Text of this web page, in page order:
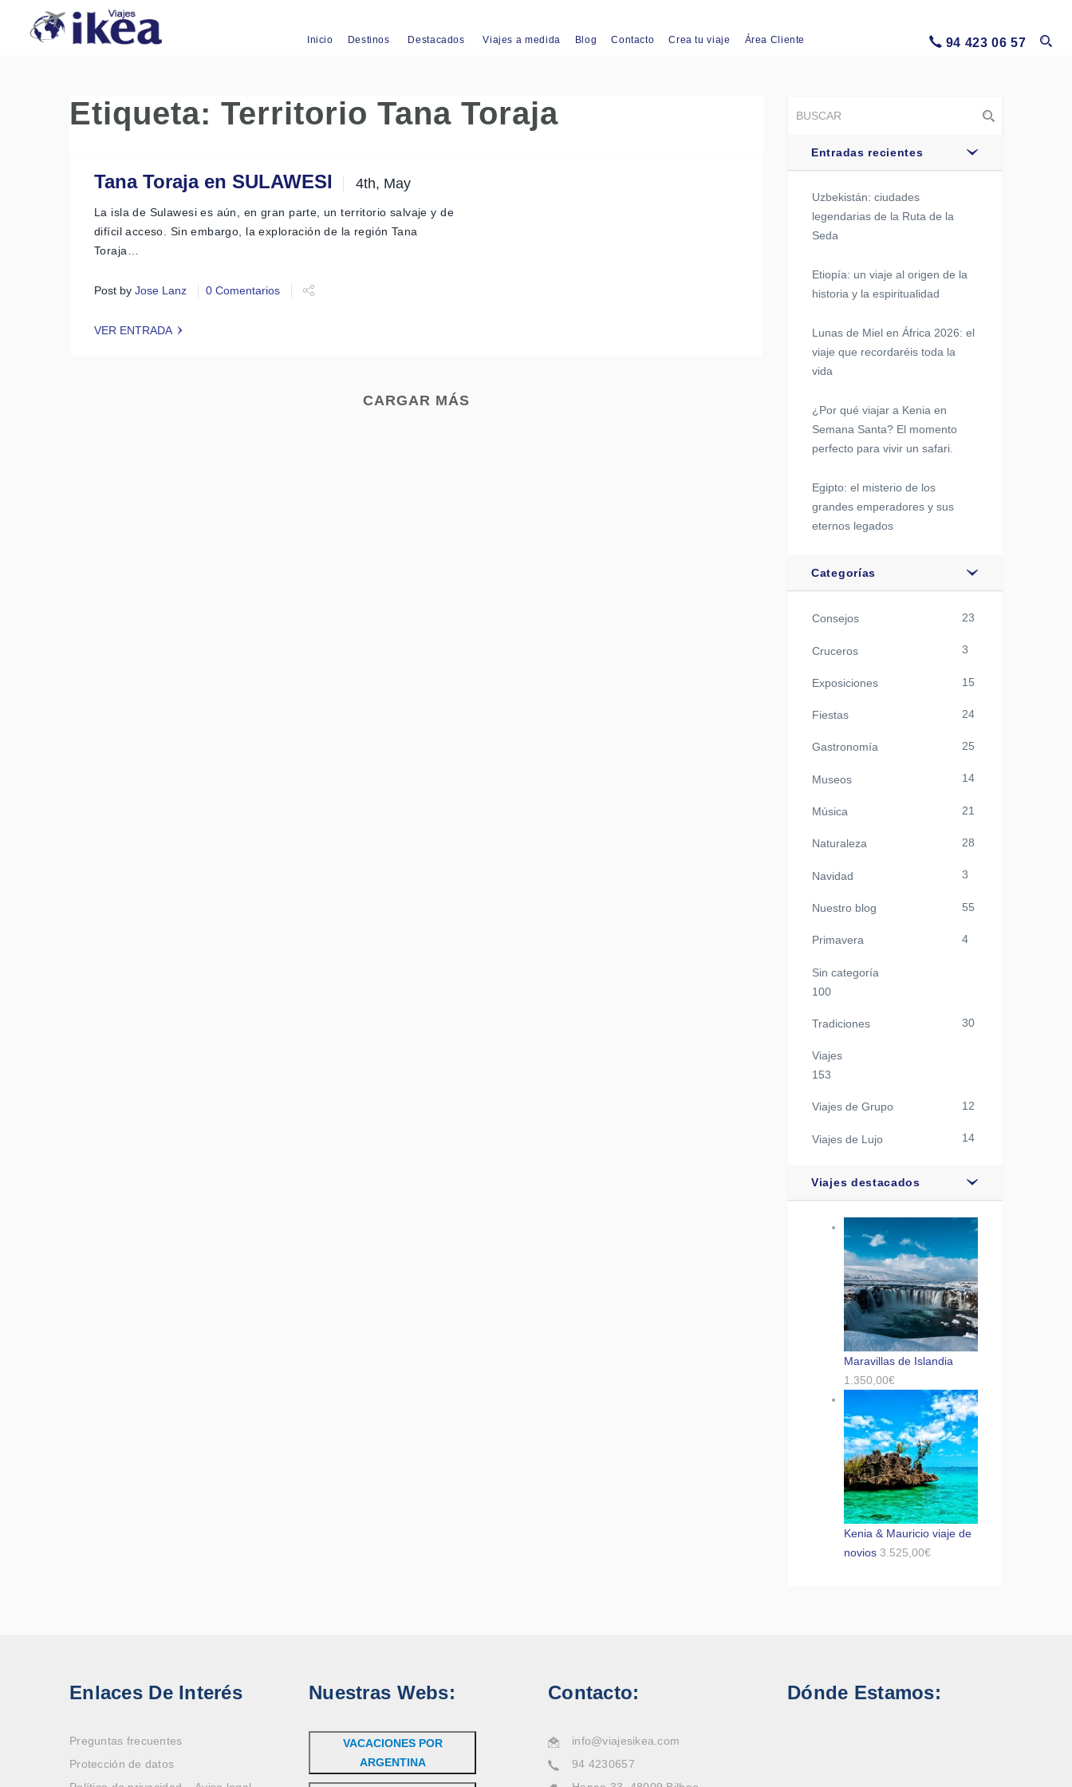
Inicio Destinos Destacados Viajes a medida Blog Contacto Crea tu viaje Área Cliente 94 423 06 57
Etiqueta: Territorio Tana Toraja
Tana Toraja en SULAWESI 4th, May
La isla de Sulawesi es aún, en gran parte, un territorio salvaje y de
difícil acceso. Sin embargo, la exploración de la región Tana
Toraja…
Post by Jose Lanz 0 Comentarios
VER ENTRADA
CARGAR MÁS
Entradas recientes
Uzbekistán: ciudades
legendarias de la Ruta de la
Seda
Etiopía: un viaje al origen de la
historia y la espiritualidad
Lunas de Miel en África 2026: el
viaje que recordaréis toda la
vida
¿Por qué viajar a Kenia en
Semana Santa? El momento
perfecto para vivir un safari.
Egipto: el misterio de los
grandes emperadores y sus
eternos legados
Categorías
Consejos 23
Cruceros 3
Exposiciones 15
Fiestas 24
Gastronomía 25
Museos 14
Música 21
Naturaleza 28
Navidad 3
Nuestro blog 55
Primavera 4
Sin categoría
100
Tradiciones 30
Viajes
153
Viajes de Grupo 12
Viajes de Lujo 14
Viajes destacados
Maravillas de Islandia
1.350,00€
Kenia & Mauricio viaje de
novios 3.525,00€
Enlaces De Interés
Preguntas frecuentes
Protección de datos
Nuestras Webs:
VACACIONES POR
ARGENTINA
Contacto:
info@viajesikea.com
94 4230657
Dónde Estamos: